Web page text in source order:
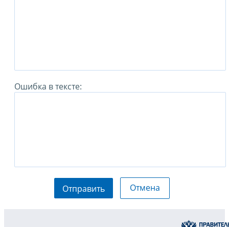
Ошибка в тексте:
Отправить Отмена